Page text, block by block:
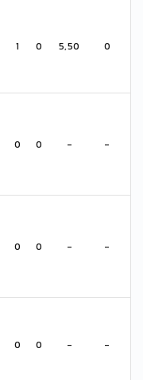
1 0 5,50 0
0 0 - -
0 0 - -
0 0 - -